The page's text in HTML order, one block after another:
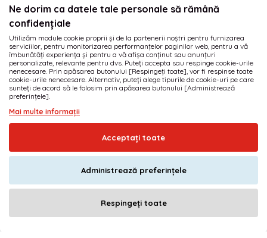
ADAUGĂ ÎN COŞ
BULETIN INFORMATIV
Abonează-te la buletinul informativ și fii primul care
descoperă ultimele noutăți și cele mai atractive promoții!
MĂ ABONEZ
Am citit şi sunt de acord cu
imbracamintexxl.ro· Realizat de
Ne dorim ca datele tale personale să rămână
confidențiale
Utilizăm module cookie proprii și de la partenerii noștri pentru furnizarea
serviciilor, pentru monitorizarea performanțelor paginilor web, pentru a vă
îmbunătăți experiența și pentru a vă afișa conținut sau anunțuri
personalizate, relevante pentru dvs. Puteți accepta sau respinge cookie-urile
nenecesare. Prin apăsarea butonului [Respingeți toate], vor fi respinse toate
cookie-urile nenecesare. Alternativ, puteți alege tipurile de cookie-uri pe care
sunteți de acord să le folosim prin apăsarea butonului [Administrează
preferințele].
Mai multe informații
Acceptați toate
Administrează preferințele
Respingeți toate